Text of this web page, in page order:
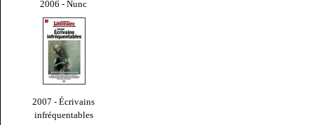
2006 - Nunc
2007 - Écrivains
infréquentables